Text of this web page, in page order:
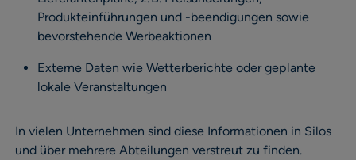
Produkteinführungen und -beendigungen sowie
bevorstehende Werbeaktionen
Externe Daten wie Wetterberichte oder geplante
lokale Veranstaltungen
In vielen Unternehmen sind diese Informationen in Silos
und über mehrere Abteilungen verstreut zu finden.